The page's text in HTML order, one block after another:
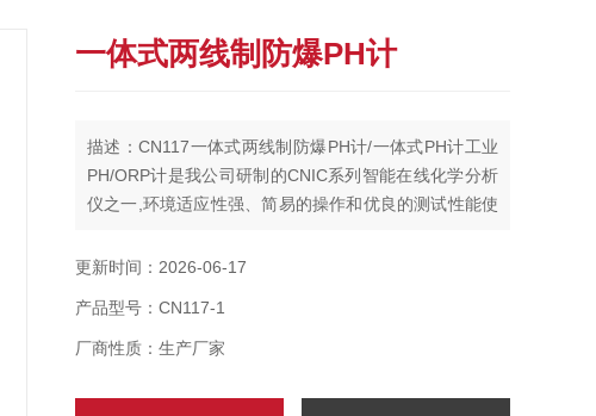
一体式两线制防爆PH计
描述：CN117一体式两线制防爆PH计/一体式PH计工业
PH/ORP计是我公司研制的CNIC系列智能在线化学分析
仪之一,环境适应性强、简易的操作和优良的测试性能使
化、食品和自来水等溶液中pH值或ORP值的连续监测。
变送器采用防爆铸铝外壳,密封性能好防护等级*可达
更新时间：2026-06-17
产品型号：CN117-1
厂商性质：生产厂家